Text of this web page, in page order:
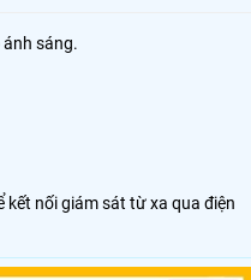
sáng.
nối giám sát từ xa qua điện